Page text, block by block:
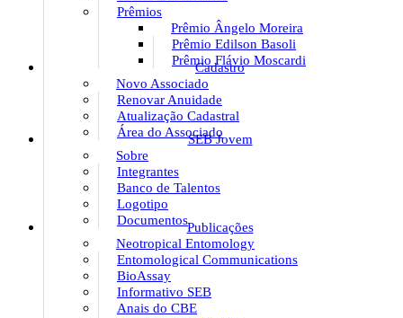
Prêmios
Prêmio Ângelo Moreira
Prêmio Edilson Basoli
Prêmio Flávio Moscardi
Cadastro
Novo Associado
Renovar Anuidade
Atualização Cadastral
Área do Associado
SEB Jovem
Sobre
Integrantes
Banco de Talentos
Logotipo
DocumentosPublicações
Neotropical Entomology
Entomological Communications
BioAssay
Informativo SEB
Anais do CBE